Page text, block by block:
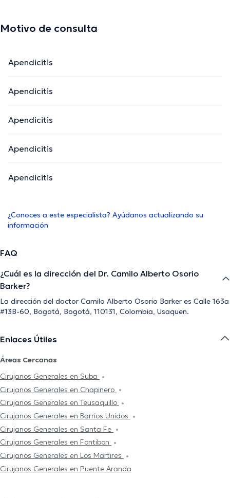
Motivo de consulta
Apendicitis
Apendicitis
Apendicitis
Apendicitis
Apendicitis
¿Conoces a este especialista? Ayúdanos actualizando su
información
FAQ
¿Cuál es la dirección del Dr. Camilo Alberto Osorio
Barker?
La dirección del doctor Camilo Alberto Osorio Barker es Calle 163a
#13B-60, Bogotá, Bogotá, 110131, Colombia, Usaquen.
Enlaces Útiles
Áreas Cercanas
Cirujanos Generales en Suba
Cirujanos Generales en Chapinero
Cirujanos Generales en Teusaquillo
Cirujanos Generales en Barrios Unidos
Cirujanos Generales en Santa Fe
Cirujanos Generales en Fontibon
Cirujanos Generales en Los Martires
Cirujanos Generales en Puente Aranda